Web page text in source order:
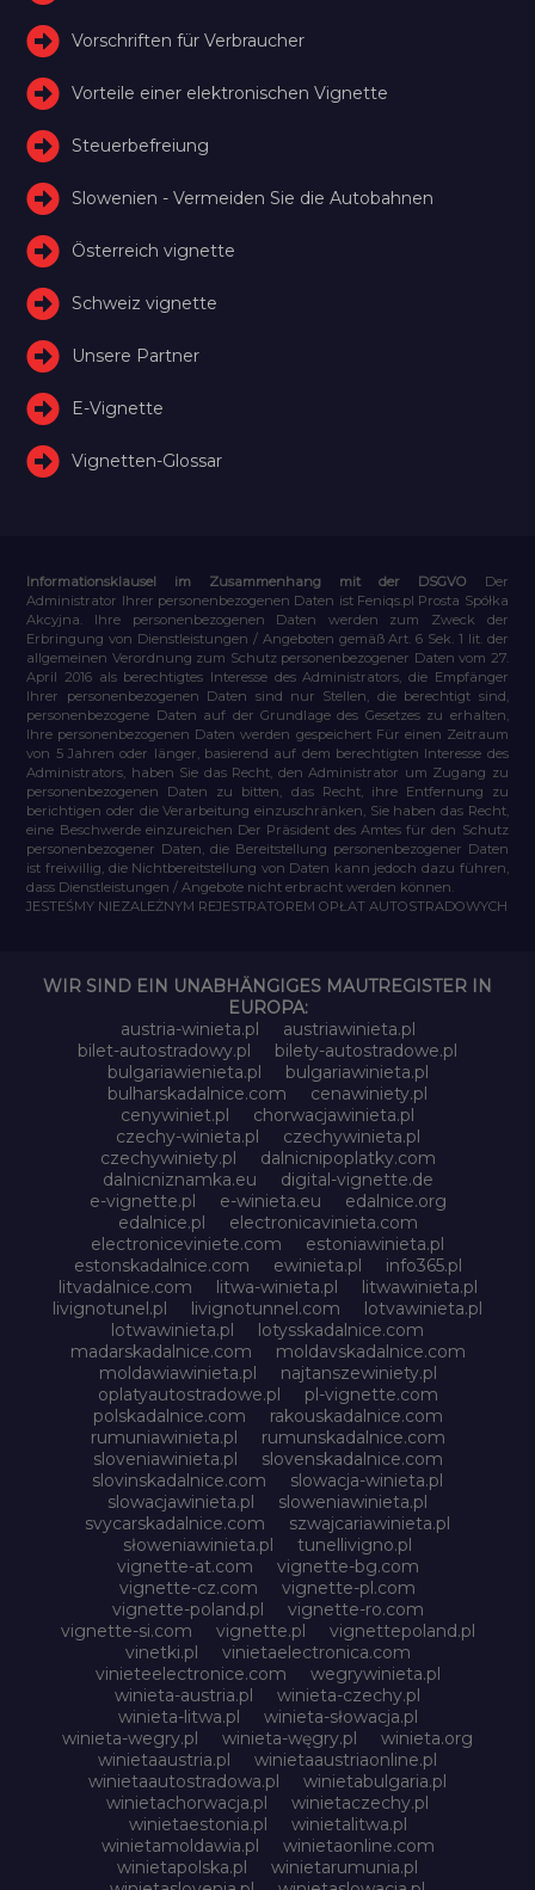
Vorschriften für Verbraucher
Vorteile einer elektronischen Vignette
Steuerbefreiung
Slowenien - Vermeiden Sie die Autobahnen
Österreich vignette
Schweiz vignette
Unsere Partner
E-Vignette
Vignetten-Glossar
Informationsklausel im Zusammenhang mit der DSGVO
Der
Administrator Ihrer personenbezogenen Daten ist Feniqs.pl Prosta Spółka
Akcyjna. Ihre personenbezogenen Daten werden zum Zweck der
Erbringung von Dienstleistungen / Angeboten gemäß Art. 6 Sek. 1 lit. der
allgemeinen Verordnung zum Schutz personenbezogener Daten vom 27.
April 2016 als berechtigtes Interesse des Administrators, die Empfänger
Ihrer personenbezogenen Daten sind nur Stellen, die berechtigt sind,
personenbezogene Daten auf der Grundlage des Gesetzes zu erhalten,
Ihre personenbezogenen Daten werden gespeichert Für einen Zeitraum
von 5 Jahren oder länger, basierend auf dem berechtigten Interesse des
Administrators, haben Sie das Recht, den Administrator um Zugang zu
personenbezogenen Daten zu bitten, das Recht, ihre Entfernung zu
berichtigen oder die Verarbeitung einzuschränken, Sie haben das Recht,
eine Beschwerde einzureichen Der Präsident des Amtes für den Schutz
personenbezogener Daten, die Bereitstellung personenbezogener Daten
ist freiwillig, die Nichtbereitstellung von Daten kann jedoch dazu führen,
dass Dienstleistungen / Angebote nicht erbracht werden können.
JESTEŚMY NIEZALEŻNYM REJESTRATOREM OPŁAT AUTOSTRADOWYCH
WIR SIND EIN UNABHÄNGIGES MAUTREGISTER IN
EUROPA:
austria-winieta.pl
austriawinieta.pl
bilet-autostradowy.pl
bilety-autostradowe.pl
bulgariawienieta.pl
bulgariawinieta.pl
bulharskadalnice.com
cenawiniety.pl
cenywiniet.pl
chorwacjawinieta.pl
czechy-winieta.pl
czechywinieta.pl
czechywiniety.pl
dalnicnipoplatky.com
dalnicniznamka.eu
digital-vignette.de
e-vignette.pl
e-winieta.eu
edalnice.org
edalnice.pl
electronicavinieta.com
electroniceviniete.com
estoniawinieta.pl
estonskadalnice.com
ewinieta.pl
info365.pl
litvadalnice.com
litwa-winieta.pl
litwawinieta.pl
livignotunel.pl
livignotunnel.com
lotvawinieta.pl
lotwawinieta.pl
lotysskadalnice.com
madarskadalnice.com
moldavskadalnice.com
moldawiawinieta.pl
najtanszewiniety.pl
oplatyautostradowe.pl
pl-vignette.com
polskadalnice.com
rakouskadalnice.com
rumuniawinieta.pl
rumunskadalnice.com
sloveniawinieta.pl
slovenskadalnice.com
slovinskadalnice.com
slowacja-winieta.pl
slowacjawinieta.pl
sloweniawinieta.pl
svycarskadalnice.com
szwajcariawinieta.pl
słoweniawinieta.pl
tunellivigno.pl
vignette-at.com
vignette-bg.com
vignette-cz.com
vignette-pl.com
vignette-poland.pl
vignette-ro.com
vignette-si.com
vignette.pl
vignettepoland.pl
vinetki.pl
vinietaelectronica.com
vinieteelectronice.com
wegrywinieta.pl
winieta-austria.pl
winieta-czechy.pl
winieta-litwa.pl
winieta-słowacja.pl
winieta-wegry.pl
winieta-węgry.pl
winieta.org
winietaaustria.pl
winietaaustriaonline.pl
winietaautostradowa.pl
winietabulgaria.pl
winietachorwacja.pl
winietaczechy.pl
winietaestonia.pl
winietalitwa.pl
winietamoldawia.pl
winietaonline.com
winietapolska.pl
winietarumunia.pl